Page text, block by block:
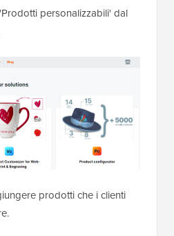
personalizzabili' dal
prodotti che i clienti